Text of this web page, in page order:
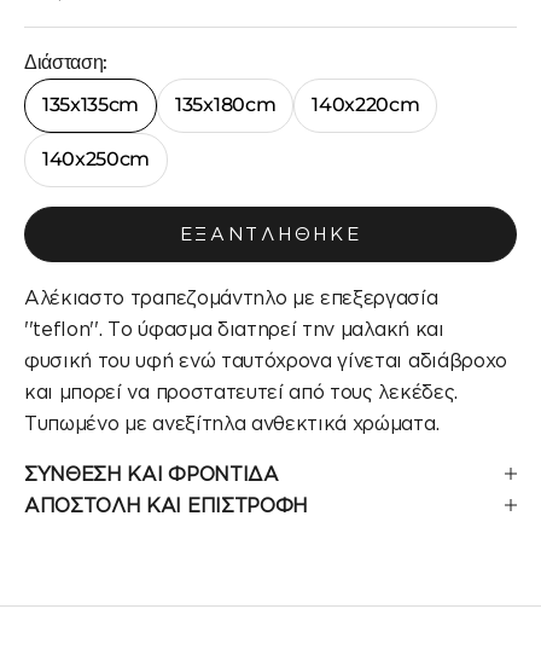
Διάσταση:
135x135cm
135x180cm 140x220cm
140x250cm
ΕΞΑΝΤΛΉΘΗΚΕ
Αλέκιαστο τραπεζομάντηλο με επεξεργασία
''teflon''. Το ύφασμα διατηρεί την μαλακή και
φυσική του υφή ενώ ταυτόχρονα γίνεται αδιάβροχο
και μπορεί να προστατευτεί από τους λεκέδες.
Τυπωμένο με ανεξίτηλα ανθεκτικά χρώματα.
ΣΥΝΘΕΣΗ ΚΑΙ ΦΡΟΝΤΙΔΑ
ΑΠΟΣΤΟΛΗ ΚΑΙ ΕΠΙΣΤΡΟΦΗ